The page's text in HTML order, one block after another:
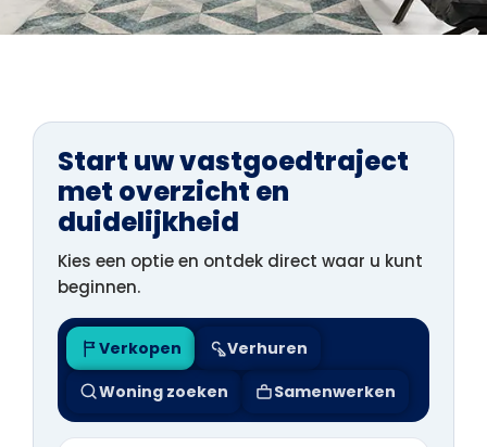
Start uw vastgoedtraject
met overzicht en
duidelijkheid
Kies een optie en ontdek direct waar u kunt
beginnen.
Verkopen
Verhuren
Woning zoeken
Samenwerken